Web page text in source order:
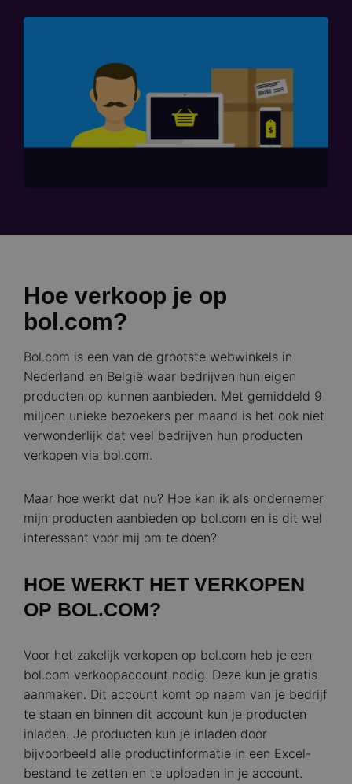
Hoe verkoop je op
bol.com?
Bol.com is een van de grootste webwinkels in
Nederland en België waar bedrijven hun eigen
producten op kunnen aanbieden. Met gemiddeld 9
miljoen unieke bezoekers per maand is het ook niet
verwonderlijk dat veel bedrijven hun producten
verkopen via bol.com.
Maar hoe werkt dat nu? Hoe kan ik als ondernemer
mijn producten aanbieden op bol.com en is dit wel
interessant voor mij om te doen?
HOE WERKT HET VERKOPEN
OP BOL.COM?
Voor het zakelijk verkopen op bol.com heb je een
bol.com verkoopaccount nodig. Deze kun je gratis
aanmaken. Dit account komt op naam van je bedrijf
te staan en binnen dit account kun je producten
inladen. Je producten kun je inladen door
bijvoorbeeld alle productinformatie in een Excel-
bestand te zetten en te uploaden in je account.